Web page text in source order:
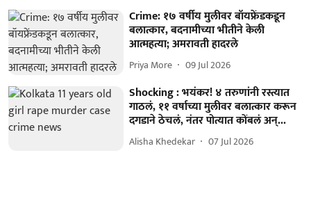
Crime: १७ वर्षीय मुलीवर बॉयफ्रेंडकडून
बलात्कार, बदनामीच्या भीतीने केली
आत्महत्या; अमरावती हादरले
Priya More 09 Jul 2026
Shocking : भयंकर! ४ तरुणांनी रस्त्यात
गाठलं, ११ वर्षाच्या मुलीवर बलात्कार करून
दगडाने ठेचलं, नंतर पोत्यात कोंबलं अन्...
Alisha Khedekar 07 Jul 2026